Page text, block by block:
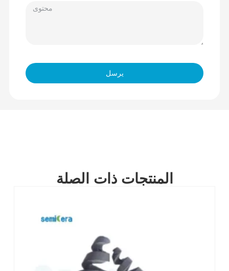
يرسل
المنتجات ذات الصلة